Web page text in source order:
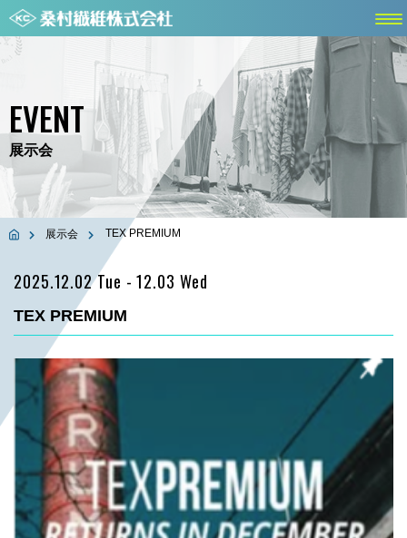
EVENT
展示会
展示会 TEX PREMIUM
2025.12.02 Tue - 12.03 Wed
TEX PREMIUM